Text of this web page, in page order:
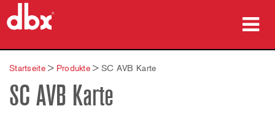
Produkte
Fallstudien
Startseite> Produkte > SC AVB Karte
SC AVB Karte